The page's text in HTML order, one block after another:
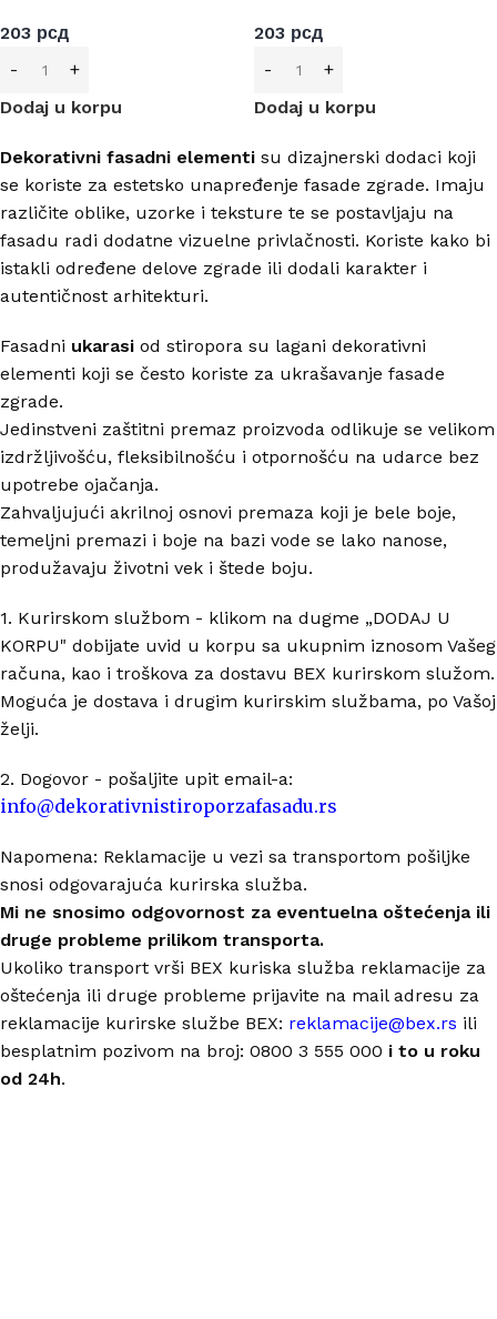
203 рсд
Dodaj u korpu
203 рсд
Dodaj u korpu
Dekorativni fasadni elementi su dizajnerski dodaci koji
se koriste za estetsko unapređenje fasade zgrade. Imaju
različite oblike, uzorke i teksture te se postavljaju na
fasadu radi dodatne vizuelne privlačnosti. Koriste kako bi
istakli određene delove zgrade ili dodali karakter i
autentičnost arhitekturi.
Fasadni ukarasi od stiropora su lagani dekorativni
elementi koji se često koriste za ukrašavanje fasade
zgrade.
Jedinstveni zaštitni premaz proizvoda odlikuje se velikom
izdržljivošću, fleksibilnošću i otpornošću na udarce bez
upotrebe ojačanja.
Zahvaljujući akrilnoj osnovi premaza koji je bele boje,
temeljni premazi i boje na bazi vode se lako nanose,
produžavaju životni vek i štede boju.
1. Kurirskom službom - klikom na dugme „DODAJ U
KORPU" dobijate uvid u korpu sa ukupnim iznosom Vašeg
računa, kao i troškova za dostavu BEX kurirskom služom.
Moguća je dostava i drugim kurirskim službama, po Vašoj
želji.
2. Dogovor - pošaljite upit email-a:
info@dekorativnistiroporzafasadu.rs
Napomena: Reklamacije u vezi sa transportom pošiljke
snosi odgovarajuća kurirska služba.
Mi ne snosimo odgovornost za eventuelna oštećenja ili
druge probleme prilikom transporta.
Ukoliko transport vrši BEX kuriska služba reklamacije za
oštećenja ili druge probleme prijavite na mail adresu za
reklamacije kurirske službe BEX: reklamacije@bex.rs ili
besplatnim pozivom na broj: 0800 3 555 000 i to u roku
od 24h.